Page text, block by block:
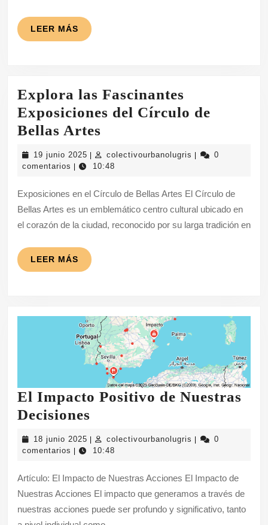
Thyssen
LEER MÁS LEER
MÁS
Explora las Fascinantes
Exposiciones del Círculo de
Bellas Artes
las
Fascinantes
del
Círculo
19 junio 2025 19
junio
colectivourbanolugris
0
comentarios
10:48
Exposiciones en el Círculo de Bellas Artes El Círculo de
Bellas Artes es un emblemático centro cultural ubicado en
el corazón de la ciudad, reconocido por su larga tradición en
LEER MÁS LEER
MÁS
El Impacto Positivo de Nuestras
Decisiones
Impacto
Positivo
Nuestras
Decisiones
18 junio 2025 18
junio
| colectivourbanolugris |
0
comentarios | 10:48
Artículo: El Impacto de Nuestras Acciones El Impacto de
Nuestras Acciones El impacto que generamos a través de
nuestras acciones puede ser profundo y significativo, tanto